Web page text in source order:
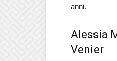
anni.
Alessia
Venier